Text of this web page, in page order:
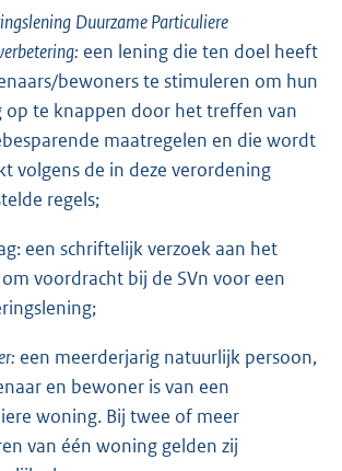
Duurzame Particuliere
een lening die ten doel heeft
bewoners te stimuleren om hun
op te knappen door het treffen van
maatregelen en die wordt
volgens de in deze verordening
regels;
een schriftelijk verzoek aan het
voordracht bij de SVn voor een
een meerderjarig natuurlijk persoon,
en bewoner is van een
woning. Bij twee of meer
van één woning gelden zij